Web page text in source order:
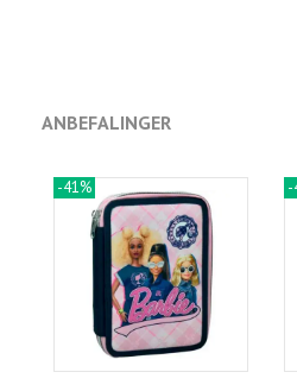
ANBEFALINGER
-41% -